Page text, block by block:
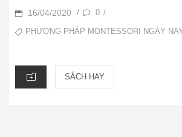
POSTED
ON
16/04/2020 / 0 /
TAGSPHƯƠNG PHÁP MONTESSORI NGÀY
CATEGORIES
SÁCH HAY